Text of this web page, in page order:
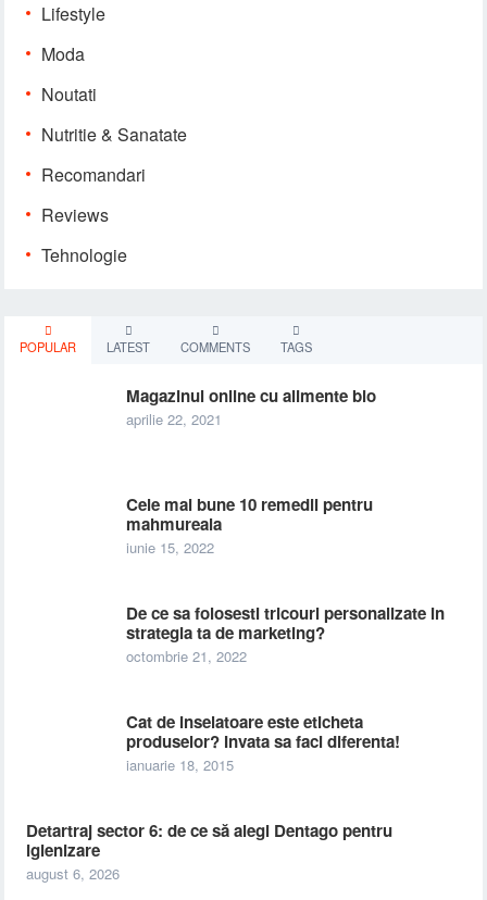
Lifestyle
Moda
Noutati
Nutritie & Sanatate
Recomandari
Reviews
Tehnologie
POPULAR LATEST COMMENTS TAGS
Magazinul online cu alimente bio
aprilie 22, 2021
Cele mai bune 10 remedii pentru
mahmureala
iunie 15, 2022
De ce sa folosesti tricouri personalizate in
strategia ta de marketing?
octombrie 21, 2022
Cat de inselatoare este eticheta
produselor? Invata sa faci diferenta!
ianuarie 18, 2015
Detartraj sector 6: de ce să alegi Dentago pentru
igienizare
august 6, 2026